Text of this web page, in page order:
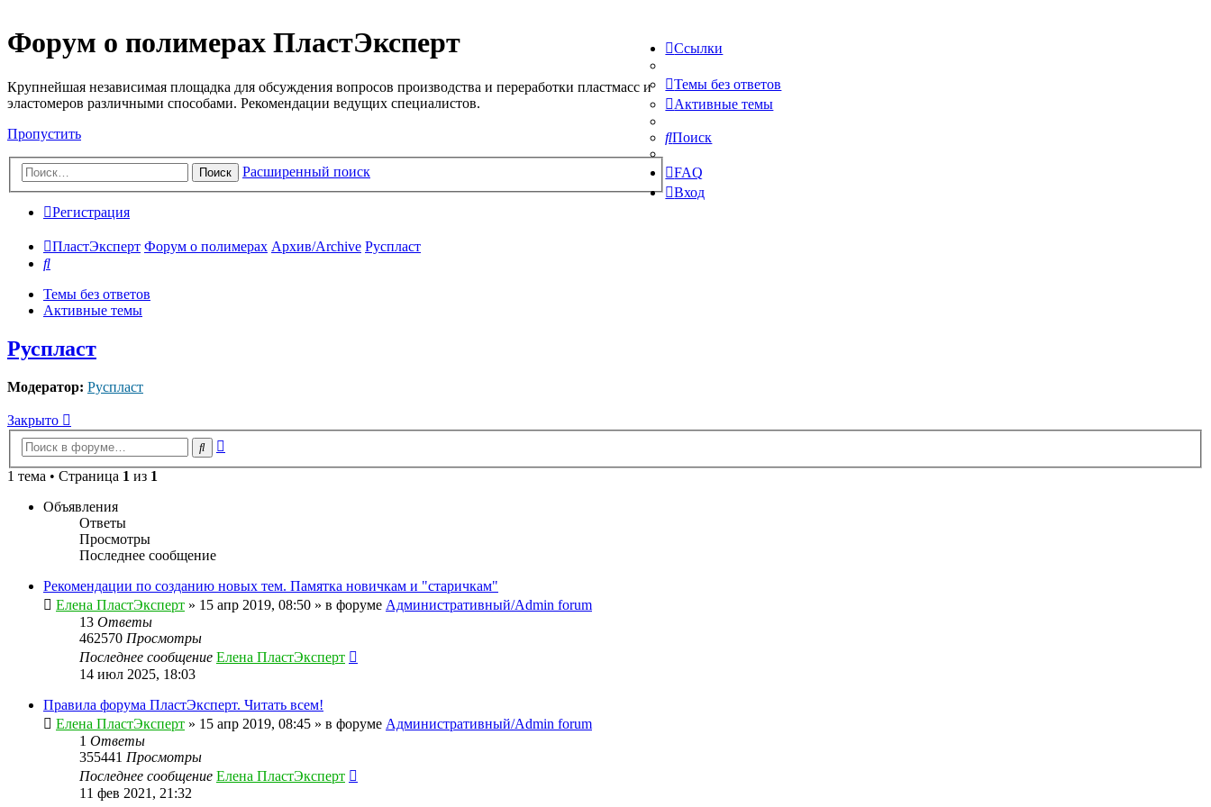
Форум о полимерах ПластЭксперт
Крупнейшая независимая площадка для обсуждения вопросов производства и переработки пластмасс и
эластомеров различными способами. Рекомендации ведущих специалистов.
Пропустить
Поиск Расширенный поиск
Ссылки
Темы без ответов
Активные темы
Поиск
FAQ
Вход
Регистрация
ПластЭксперт Форум о полимерах Архив/Archive Руспласт
Поиск
Темы без ответов
Активные темы
Руспласт
Модератор: Руспласт
Закрыто
Поиск
1 тема • Страница 1 из 1
Объявления
Ответы
Просмотры
Последнее сообщение
Рекомендации по созданию новых тем. Памятка новичкам и "старичкам"
Елена ПластЭксперт » 15 апр 2019, 08:50 » в форуме Административный/Admin forum
13 Ответы
462570 Просмотры
Последнее сообщение Елена ПластЭксперт
14 июл 2025, 18:03
Правила форума ПластЭксперт. Читать всем!
Елена ПластЭксперт » 15 апр 2019, 08:45 » в форуме Административный/Admin forum
1 Ответы
355441 Просмотры
Последнее сообщение Елена ПластЭксперт
11 фев 2021, 21:32